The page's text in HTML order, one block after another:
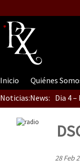
Inicio Quiénes
Noticias:News:
Dia
Dia 4
Dia 3
28 Feb